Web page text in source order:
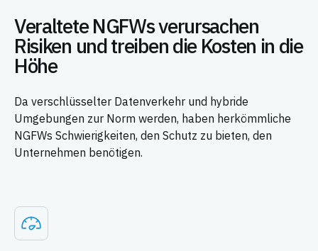
Veraltete NGFWs verursachen
Risiken und treiben die Kosten in die
Höhe
Da verschlüsselter Datenverkehr und hybride
Umgebungen zur Norm werden, haben herkömmliche
NGFWs Schwierigkeiten, den Schutz zu bieten, den
Unternehmen benötigen.